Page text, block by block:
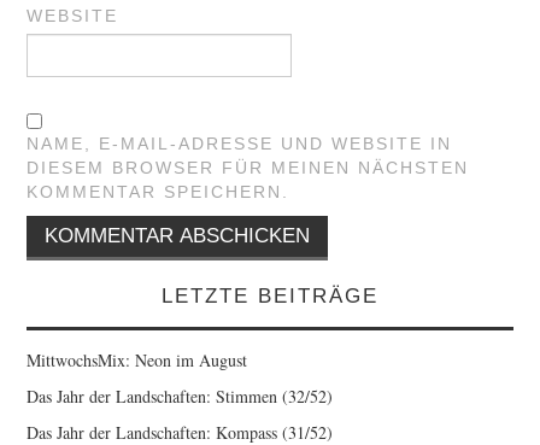
WEBSITE
NAME, E-MAIL-ADRESSE UND WEBSITE IN
DIESEM BROWSER FÜR MEINEN NÄCHSTEN
KOMMENTAR SPEICHERN.
LETZTE BEITRÄGE
MittwochsMix: Neon im August
Das Jahr der Landschaften: Stimmen (32/52)
Das Jahr der Landschaften: Kompass (31/52)